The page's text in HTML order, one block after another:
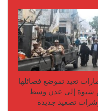
تعيد تموضع فصائلها
شبوة إلى عدن وسط
تصعيد جديدة